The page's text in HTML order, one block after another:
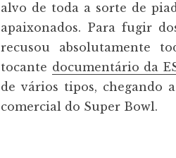
alvo de toda a sorte de
apaixonados. Para fugir
recusou absolutamente
tocante documentário da
de vários tipos, chegando
comercial do Super Bowl.